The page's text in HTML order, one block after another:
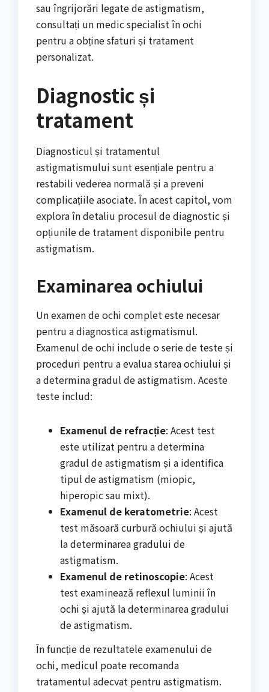
sau îngrijorări legate de astigmatism,
consultați un medic specialist în ochi
pentru a obține sfaturi și tratament
personalizat.
Diagnostic și
tratament
Diagnosticul și tratamentul
astigmatismului sunt esențiale pentru a
restabili vederea normală și a preveni
complicațiile asociate. În acest capitol, vom
explora în detaliu procesul de diagnostic și
opțiunile de tratament disponibile pentru
astigmatism.
Examinarea ochiului
Un examen de ochi complet este necesar
pentru a diagnostica astigmatismul.
Examenul de ochi include o serie de teste și
proceduri pentru a evalua starea ochiului și
a determina gradul de astigmatism. Aceste
teste includ:
Examenul de refracție: Acest test
este utilizat pentru a determina
gradul de astigmatism și a identifica
tipul de astigmatism (miopic,
hiperopic sau mixt).
Examenul de keratometrie: Acest
test măsoară curbură ochiului și ajută
la determinarea gradului de
astigmatism.
Examenul de retinoscopie: Acest
test examinează reflexul luminii în
ochi și ajută la determinarea gradului
de astigmatism.
În funcție de rezultatele examenului de
ochi, medicul poate recomanda
tratamentul adecvat pentru astigmatism.